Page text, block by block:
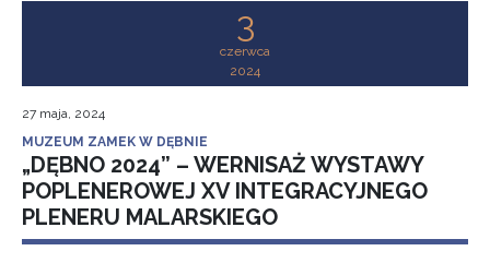
3
czerwca
2024
27 maja, 2024
MUZEUM ZAMEK W DĘBNIE
„DĘBNO 2024” – WERNISAŻ WYSTAWY
POPLENEROWEJ XV INTEGRACYJNEGO
PLENERU MALARSKIEGO